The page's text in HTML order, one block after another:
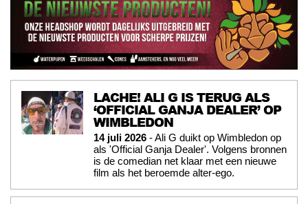
LACHE! ALI G IS TERUG ALS
‘OFFICIAL GANJA DEALER’ OP
WIMBLEDON
14 juli 2026 - Ali G duikt op Wimbledon op
als 'Official Ganja Dealer'. Volgens bronnen
is de comedian net klaar met een nieuwe
film als het beroemde alter-ego.